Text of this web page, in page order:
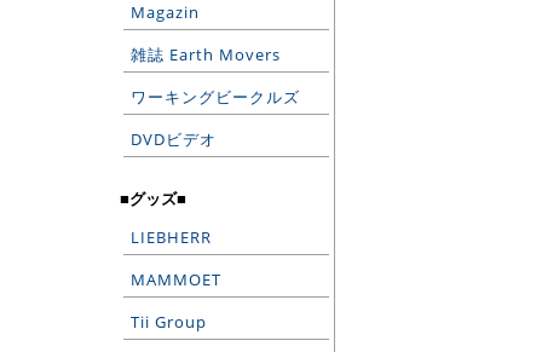
Magazin
雑誌 Earth Movers
ワーキングビークルズ
DVDビデオ
■グッズ■
LIEBHERR
MAMMOET
Tii Group